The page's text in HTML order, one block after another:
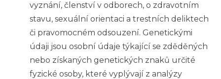
vyznání, členství v odborech, o zdravotním
stavu, sexuální orientaci a trestních deliktech
či pravomocném odsouzení. Genetickými
údaji jsou osobní údaje týkající se zděděných
nebo získaných genetických znaků určité
fyzické osoby, které vyplývají z analýzy